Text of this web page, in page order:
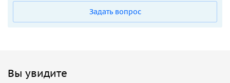
Задать вопрос
Вы увидите